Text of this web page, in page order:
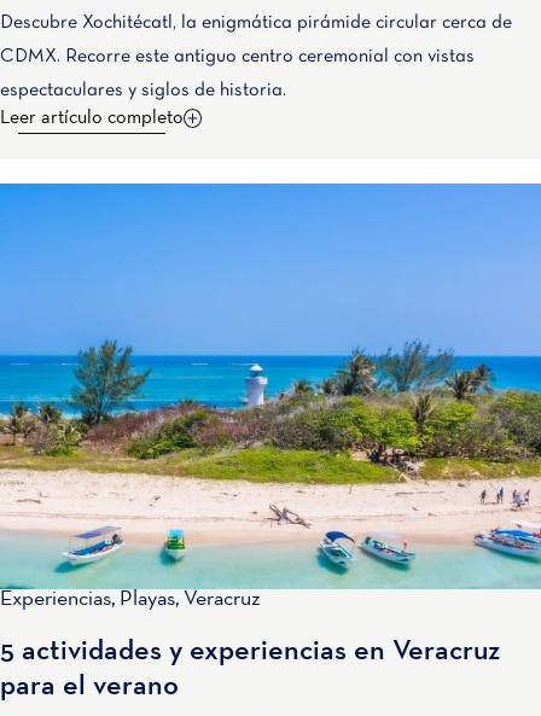
Descubre Xochitécatl, la enigmática pirámide circular cerca de
CDMX. Recorre este antiguo centro ceremonial con vistas
espectaculares y siglos de historia.
Leer artículo completo
Experiencias, Playas, Veracruz
5 actividades y experiencias en Veracruz
para el verano